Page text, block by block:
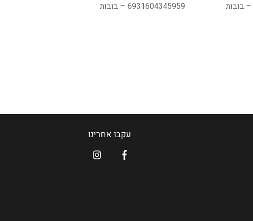
6931604345959 – בובות
עקבו אחרינו